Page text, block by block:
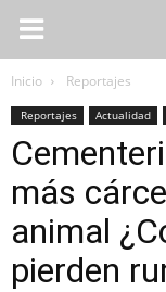
Inicio Reportajes
Reportajes Actualidad
más
animal
pierden